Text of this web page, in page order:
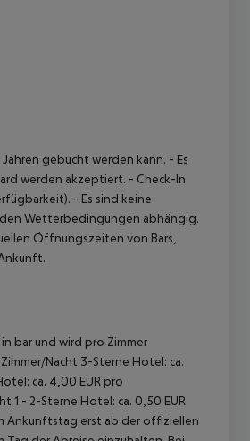
gebucht werden kann. - Es
werden akzeptiert. - Check-In
- Es sind keine
Wetterbedingungen abhängig.
Öffnungszeiten von Bars,
bar und wird pro Zimmer
Nacht 3-Sterne Hotel: ca.
ca. 4,00 EUR pro
1 - 2-Sterne Hotel: ca. 0,50 EUR
Ankunftstag erst ab der offiziellen